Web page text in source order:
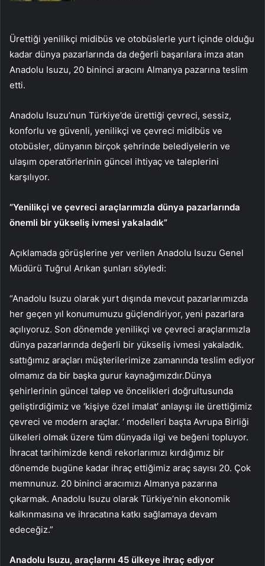
Ürettiği yenilikçi midibüs ve otobüslerle yurt içinde olduğu
kadar dünya pazarlarında da değerli başarılara imza atan
Anadolu Isuzu, 20 bininci aracını Almanya pazarına teslim
etti.
Anadolu Isuzu’nun Türkiye’de ürettiği çevreci, sessiz,
konforlu ve güvenli, yenilikçi ve çevreci midibüs ve
otobüsler, dünyanın birçok şehrinde belediyelerin ve
ulaşım operatörlerinin güncel ihtiyaç ve taleplerini
karşılıyor.
“Yenilikçi ve çevreci araçlarımızla dünya pazarlarında
önemli bir yükseliş ivmesi yakaladık”
Açıklamada görüşlerine yer verilen Anadolu Isuzu Genel
Müdürü Tuğrul Arıkan şunları söyledi:
“Anadolu Isuzu olarak yurt dışında mevcut pazarlarımızda
her geçen yıl konumumuzu güçlendiriyor, yeni pazarlara
açılıyoruz. Son dönemde yenilikçi ve çevreci araçlarımızla
dünya pazarlarında değerli bir yükseliş ivmesi yakaladık.
sattığımız araçları müşterilerimize zamanında teslim ediyor
olmamız da bir başka gurur kaynağımızdır.Dünya
şehirlerinin güncel talep ve öncelikleri doğrultusunda
geliştirdiğimiz ve ‘kişiye özel imalat’ anlayışı ile ürettiğimiz
çevreci ve modern araçlar. ‘ modelleri başta Avrupa Birliği
ülkeleri olmak üzere tüm dünyada ilgi ve beğeni topluyor.
İhracat tarihimizde kendi rekorlarımızı kırdığımız bir
dönemde bugüne kadar ihraç ettiğimiz araç sayısı 20. Çok
memnunuz. 20 bininci aracımızı Almanya pazarına
çıkarmak. Anadolu Isuzu olarak Türkiye’nin ekonomik
kalkınmasına ve ihracatına katkı sağlamaya devam
edeceğiz.”
Anadolu Isuzu, araçlarını 45 ülkeye ihraç ediyor